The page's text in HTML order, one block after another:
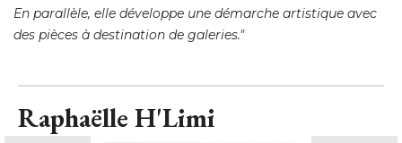
En parallèle, elle développe une démarche artistique avec
des pièces à destination de galeries."
Raphaëlle H'Limi